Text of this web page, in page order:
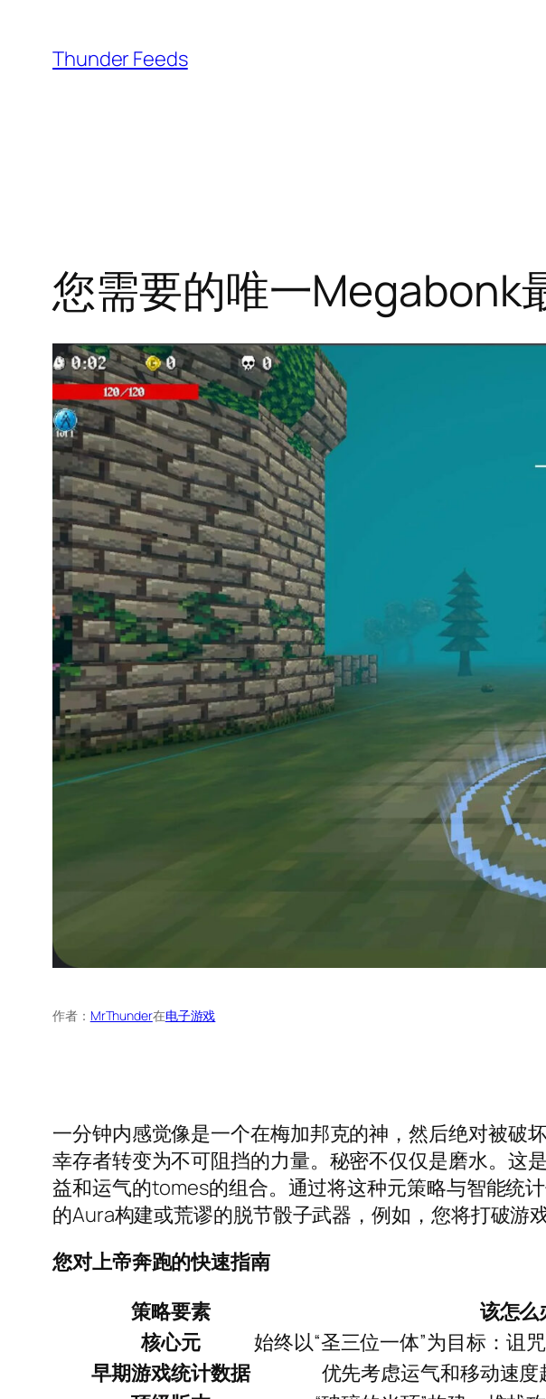
Thunder Feeds
您需要的唯一Megabonk
作者： MrThunder在电子游戏
一分钟内感觉像是一个在梅加邦克的神，然后绝对被破
幸存者转变为不可阻挡的力量。秘密不仅仅是磨水。这
益和运气的tomes的组合。通过将这种元策略与智能统
的Aura构建或荒谬的脱节骰子武器，例如，您将打破游
您对上帝奔跑的快速指南
策略要素
该怎么
核心元
始终以“圣三位一体”为目标：诅
早期游戏统计数据
优先考虑运气和移动速度